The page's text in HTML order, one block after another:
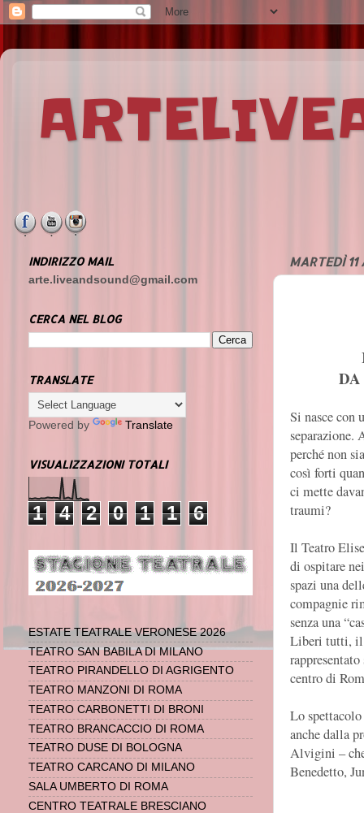
MARTEDÌ 11
Si nasce con
separazione.
perché non
così forti
ci mette
traumi?
Il Teatro
di ospitare
spazi una
compagnie
senza una
Liberi tutti, il
centro di
Lo
anche dalla
Alvigini –
Benedetto,
INDIRIZZO MAIL
arte.liveandsound@gmail.com
CERCA NEL BLOG
TRANSLATE
Powered by Translate
VISUALIZZAZIONI TOTALI
1 4 2 0 1 1 6
ESTATE TEATRALE VERONESE 2026
TEATRO SAN BABILA DI MILANO
TEATRO PIRANDELLO DI AGRIGENTO
TEATRO MANZONI DI ROMA
TEATRO CARBONETTI DI BRONI
TEATRO BRANCACCIO DI ROMA
TEATRO DUSE DI BOLOGNA
TEATRO CARCANO DI MILANO
SALA UMBERTO DI ROMA
CENTRO TEATRALE BRESCIANO